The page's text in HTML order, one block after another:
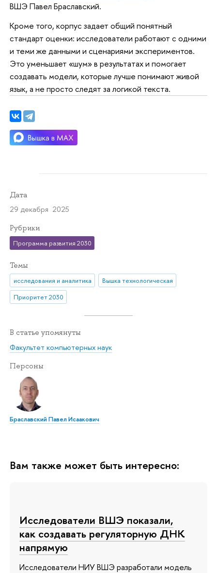
ВШЭ Павел Браславский.
Кроме того, корпус задает общий понятный
стандарт оценки: исследователи работают с одними
и теми же данными и сценариями экспериментов.
Это уменьшает «шум» в результатах и помогает
создавать модели, которые лучше понимают живой
язык, а не просто следят за логикой текста.
Дата
29 декабря 2025
Рубрики
Программа развития 2030
Темы
исследования и аналитика
Вышка технологическая
Приоритет 2030
В статье упомянуты
Факультет компьютерных наук
Персоны
Браславский Павел Исаакович
Вам также может быть интересно:
Исследователи ВШЭ показали,
как создавать регуляторную ДНК
напрямую
Исследователи НИУ ВШЭ разработали модель